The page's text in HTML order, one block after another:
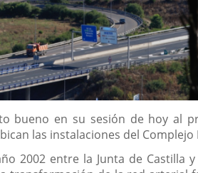
bueno en su sesión de hoy al
las instalaciones del
2002 entre la Junta de